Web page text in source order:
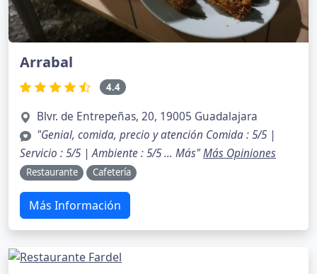
Arrabal
4.4
Blvr. de Entrepeñas, 20, 19005 Guadalajara
"Genial, comida, precio y atención Comida : 5/5 |
Servicio : 5/5 | Ambiente : 5/5 … Más"Más Opiniones
Restaurante Cafetería
Más Información